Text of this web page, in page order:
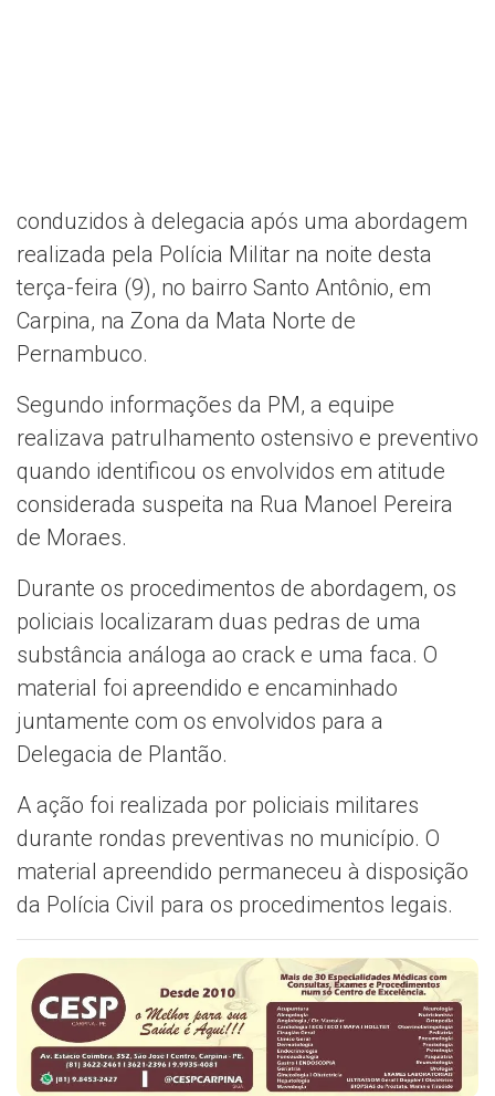
conduzidos à delegacia após uma abordagem
realizada pela Polícia Militar na noite desta
terça-feira (9), no bairro Santo Antônio, em
Carpina, na Zona da Mata Norte de
Pernambuco.
Segundo informações da PM, a equipe
realizava patrulhamento ostensivo e preventivo
quando identificou os envolvidos em atitude
considerada suspeita na Rua Manoel Pereira
de Moraes.
Durante os procedimentos de abordagem, os
policiais localizaram duas pedras de uma
substância análoga ao crack e uma faca. O
material foi apreendido e encaminhado
juntamente com os envolvidos para a
Delegacia de Plantão.
A ação foi realizada por policiais militares
durante rondas preventivas no município. O
material apreendido permaneceu à disposição
da Polícia Civil para os procedimentos legais.